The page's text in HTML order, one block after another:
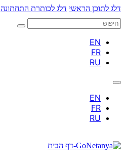
דלג לתוכן הראשי דלג לכותרת התחתונה
חיפוש